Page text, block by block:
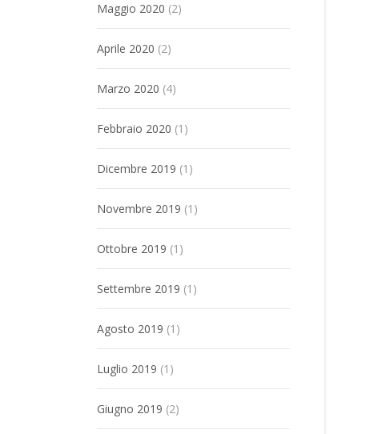
Maggio 2020 (2)
Aprile 2020 (2)
Marzo 2020 (4)
Febbraio 2020 (1)
Dicembre 2019 (1)
Novembre 2019 (1)
Ottobre 2019 (1)
Settembre 2019 (1)
Agosto 2019 (1)
Luglio 2019 (1)
Giugno 2019 (2)